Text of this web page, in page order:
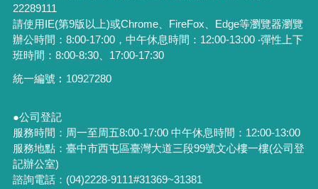
22289111
請使用IE(第9版以上)或Chrome、FireFox、Edge等瀏覽器瀏覽
辦公時間：8:00-17:00，中午休息時間：12:00-13:00 ‧彈性上下
班時間：8:00-8:30、17:00-17:30
統一編號︰ 10927280
●公司登記
服務時間：周一至周五8:00-17:00 中午休息時間：12:00-13:00
服務地點：臺中市西屯區臺灣大道三段99號文心樓一樓(公司登
記辦公室)
諮詢電話：(04)2228-9111#31369~31381